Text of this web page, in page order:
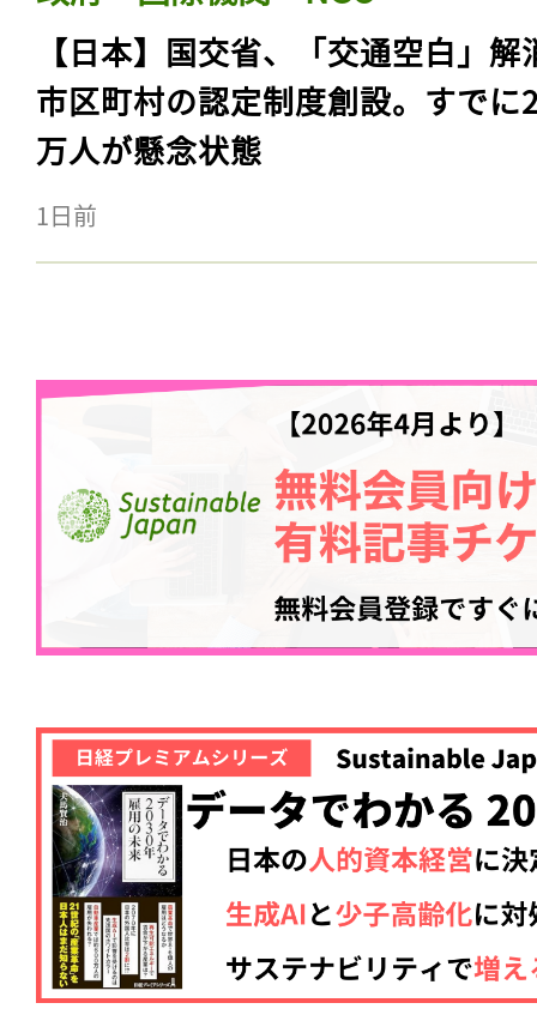
【日本】国交省、「交通空白」解
市区町村の認定制度創設。すでに
万人が懸念状態
1日前